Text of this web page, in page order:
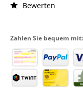
Bewerten
Zahlen Sie bequem mit: